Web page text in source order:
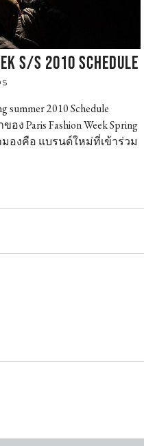
S/S 2010 SCHEDULE
summer 2010 Schedule
Paris Fashion Week Spring
มองคือ แบรนด์ใหม่ที่เข้าร่วม